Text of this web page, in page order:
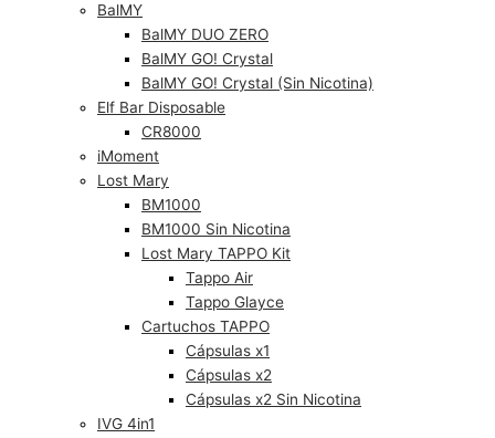
BalMY
BalMY DUO ZERO
BalMY GO! Crystal
BalMY GO! Crystal (Sin Nicotina)
Elf Bar Disposable
CR8000
iMoment
Lost Mary
BM1000
BM1000 Sin Nicotina
Lost Mary TAPPO Kit
Tappo Air
Tappo Glayce
Cartuchos TAPPO
Cápsulas x1
Cápsulas x2
Cápsulas x2 Sin Nicotina
IVG 4in1